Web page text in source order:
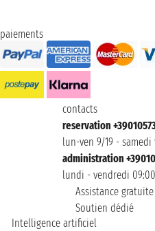
paiements
contacts
reservation
lun-ven 9/19 - samedi
administration
lundi - vendredi 09:00
Assistance gratuite
Soutien dédié
Intelligence artificiel